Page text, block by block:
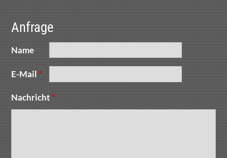
Anfrage
Name
E-Mail*
Nachricht*